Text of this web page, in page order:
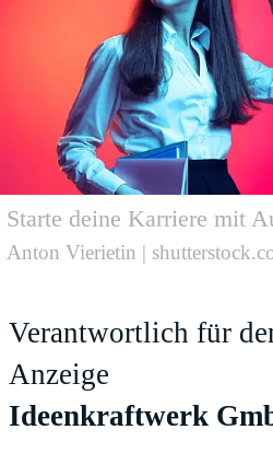
Starte deine Karriere mit
Anton Vierietin |
Verantwortlich für
Anzeige
Ideenkraftwerk